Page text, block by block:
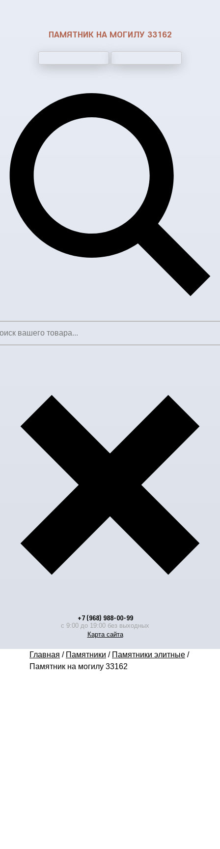
ПАМЯТНИК НА МОГИЛУ 33162
+7 (968) 988-00-99
с 9:00 до 19:00 без выходных
Карта сайта
Главная / Памятники / Памятники элитные /
Памятник на могилу 33162